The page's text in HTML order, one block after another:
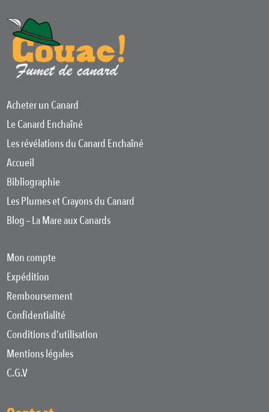
Acheter un Canard
Le Canard Enchaîné
Les révélations du Canard Enchaîné
Accueil
Bibliographie
Les Plumes et Crayons du Canard
Blog – La Mare aux Canards
Mon compte
Expédition
Remboursement
Confidentialité
Conditions d’utilisation
Mentions légales
C.G.V